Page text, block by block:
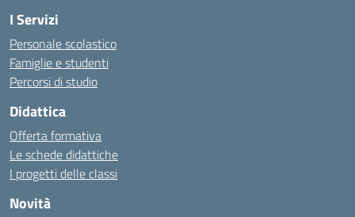
I Servizi
Personale scolastico
Famiglie e studenti
Percorsi di studio
Didattica
Offerta formativa
Le schede didattiche
I progetti delle classi
Novità